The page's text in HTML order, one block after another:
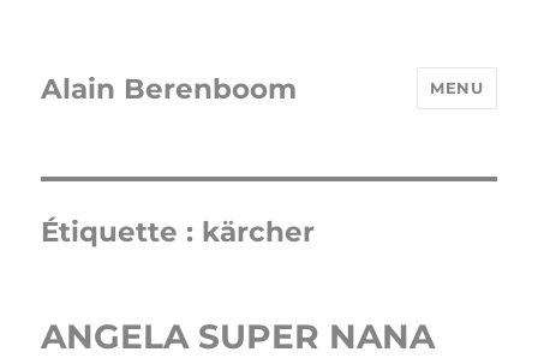
Alain Berenboom MENU
Étiquette : kärcher
ANGELA SUPER NANA